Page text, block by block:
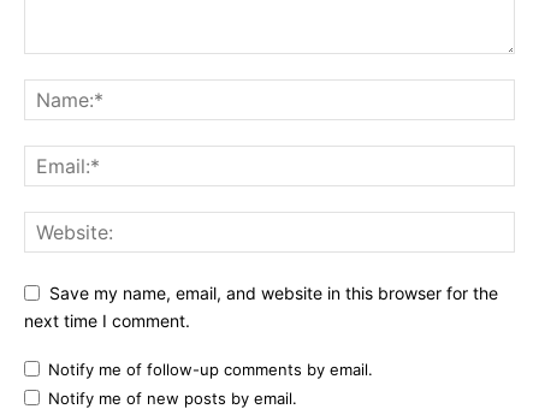
Save my name, email, and website in this browser for the
next time I comment.
Notify me of follow-up comments by email.
Notify me of new posts by email.